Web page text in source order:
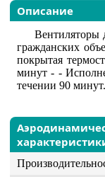
Описание
Вентиляторы
гражданских
покрытая
минут - -
течении 90 минут.